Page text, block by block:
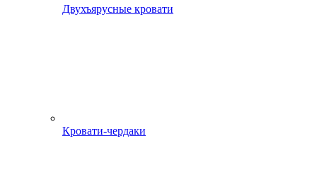
Двухъярусные кровати
Кровати-чердаки